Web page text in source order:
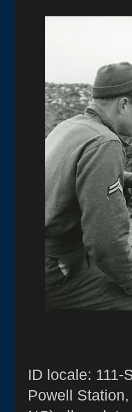
ID locale: 111-
Powell